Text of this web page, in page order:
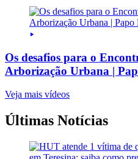
Os desafios para o
Arborização Urbana |
Veja mais vídeos
Últimas Notícias